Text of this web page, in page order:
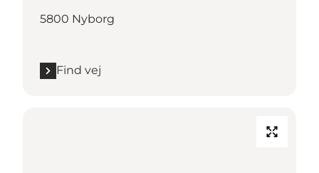
5800 Nyborg
Find vej